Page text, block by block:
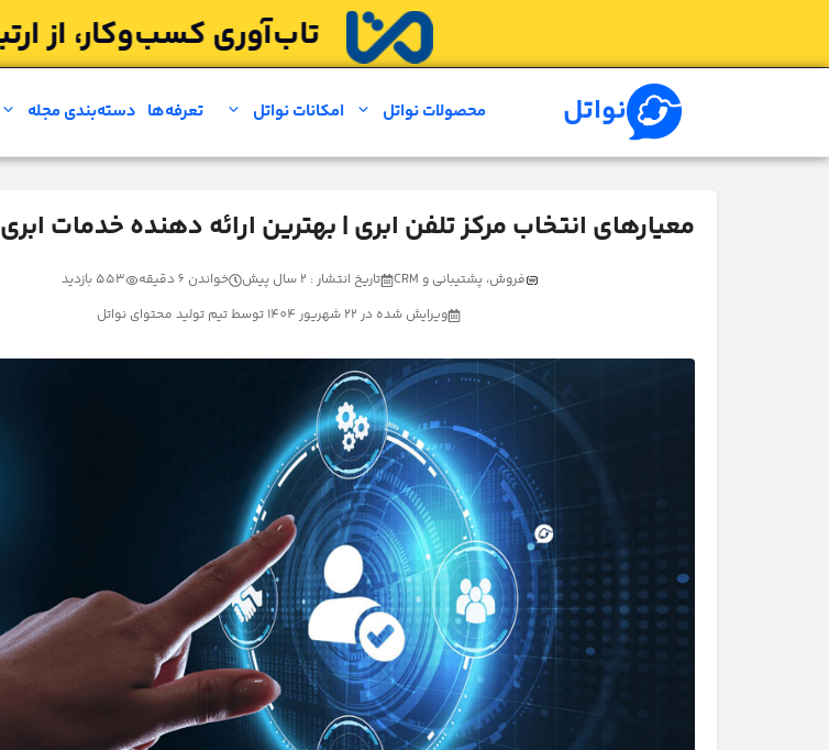
محتوا
نواتل محصولات نواتل امکانات نواتل تعرفه‌ها دسته‌بندی مجله
معیارهای انتخاب مرکز تلفن ابری | بهترین ارائه دهنده خدمات ابری
فروش، پشتیبانی و CRM تاریخ انتشار : 2 سال پیش خواندن 6 دقیقه
553 بازدید
ویرایش شده در 22 شهریور 1404 توسط تیم تولید محتوای نواتل